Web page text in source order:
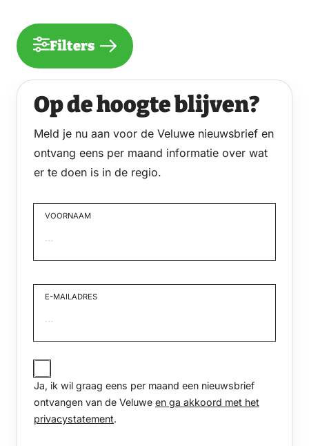
Filters
Op de hoogte blijven?
Meld je nu aan voor de Veluwe nieuwsbrief en
ontvang eens per maand informatie over wat
er te doen is in de regio.
VOORNAAM
E-MAILADRES
JA,
IK
WIL
GRAAG
PER
Ja, ik wil graag eens per maand een nieuwsbrief
ontvangen van de Veluwe en ga akkoord met het
privacystatement.